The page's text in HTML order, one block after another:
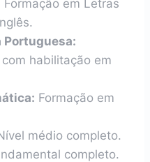
Formação em Letras
Portuguesa:
habilitação em
Formação em
médio completo.
completo.